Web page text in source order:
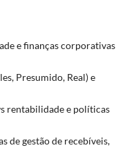
e finanças corporativas
Presumido, Real) e
rentabilidade e políticas
de gestão de recebíveis,